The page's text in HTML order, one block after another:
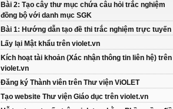
Bài 2: Tạo cây thư mục chứa câu hỏi trắc nghiệm
đồng bộ với danh mục SGK
Bài 1: Hướng dẫn tạo đề thi trắc nghiệm trực tuyến
Lấy lại Mật khẩu trên violet.vn
Kích hoạt tài khoản (Xác nhận thông tin liên hệ) trên
violet.vn
Đăng ký Thành viên trên Thư viện ViOLET
Tạo website Thư viện Giáo dục trên violet.vn